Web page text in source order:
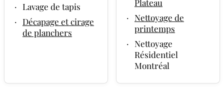
· Lavage de tapis
· Décapage et cirage
de planchers
Plateau
· Nettoyage de
printemps
· Nettoyage
Résidentiel
Montréal